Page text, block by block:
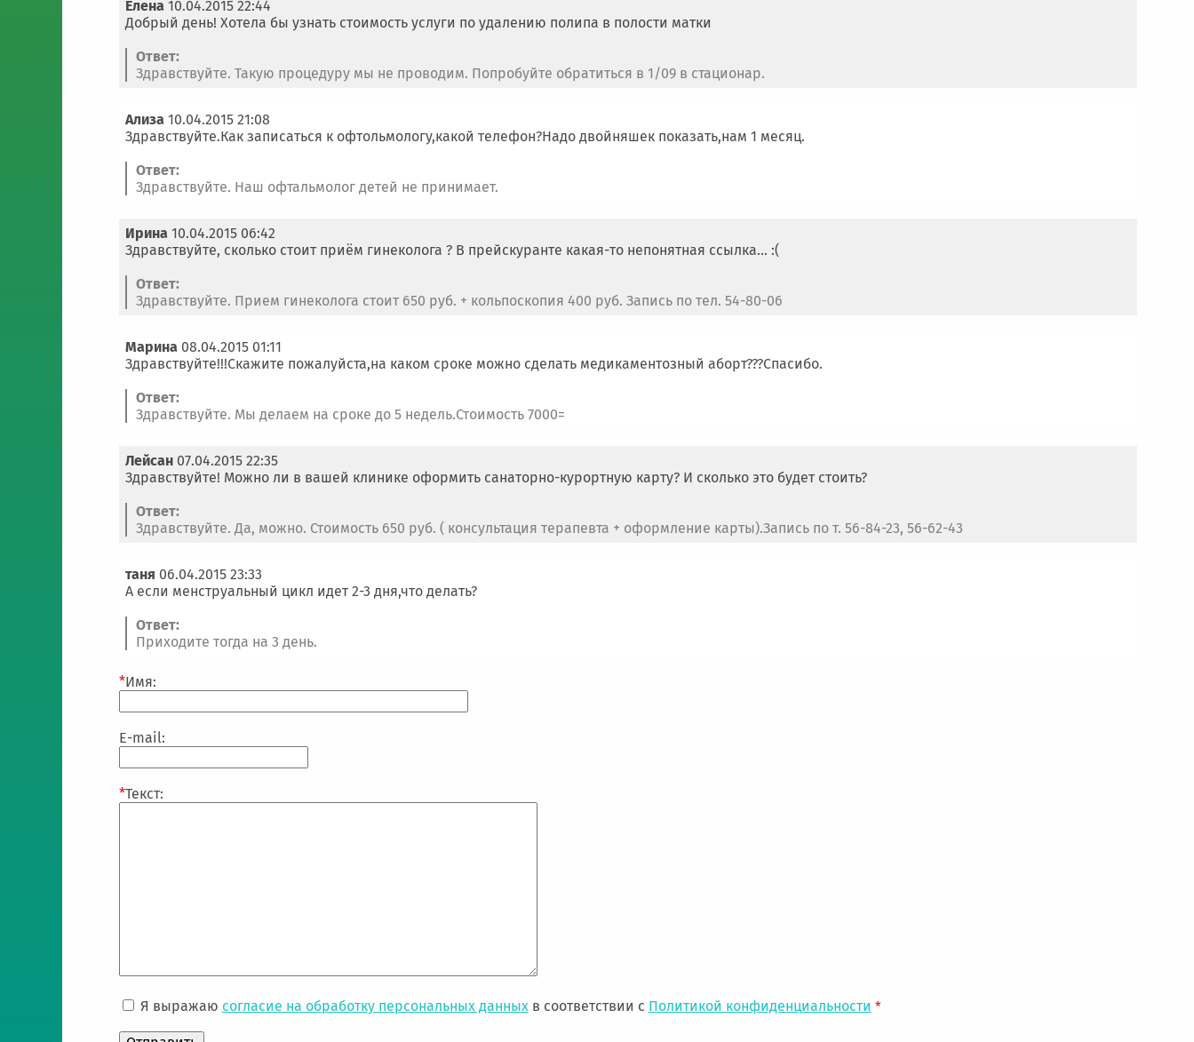
Елена10.04.2015 22:44
Добрый день! Хотела бы узнать стоимость услуги по удалению полипа в полости матки
Ответ:
Здравствуйте. Такую процедуру мы не проводим. Попробуйте обратиться в 1/09 в стационар.
Ализа10.04.2015 21:08
Здравствуйте.Как записаться к офтольмологу,какой телефон?Надо двойняшек показать,нам 1 месяц.
Ответ:
Здравствуйте. Наш офтальмолог детей не принимает.
Ирина10.04.2015 06:42
Здравствуйте, сколько стоит приём гинеколога ? В прейскуранте какая-то непонятная ссылка... :(
Ответ:
Здравствуйте. Прием гинеколога стоит 650 руб. + кольпоскопия 400 руб. Запись по тел. 54-80-06
Марина08.04.2015 01:11
Здравствуйте!!!Скажите пожалуйста,на каком сроке можно сделать медикаментозный аборт???Спасибо.
Ответ:
Здравствуйте. Мы делаем на сроке до 5 недель.Стоимость 7000=
Лейсан07.04.2015 22:35
Здравствуйте! Можно ли в вашей клинике оформить санаторно-курортную карту? И сколько это будет стоить?
Ответ:
Здравствуйте. Да, можно. Стоимость 650 руб. ( консультация терапевта + оформление карты).Запись по т. 56-84-23, 56-62-43
таня 06.04.2015 23:33
А если менструальный цикл идет 2-3 дня,что делать?
Ответ:
Приходите тогда на 3 день.
*Имя:
E-mail:
*Текст:
Я выражаю согласие на обработку персональных данныхв соответствии с Политикой конфиденциальности *